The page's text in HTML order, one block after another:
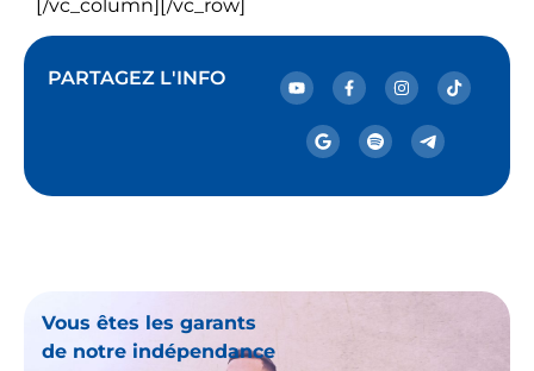
[/vc_column][/vc_row]
PARTAGEZ L'INFO
Vous êtes les garants
de notre indépendance